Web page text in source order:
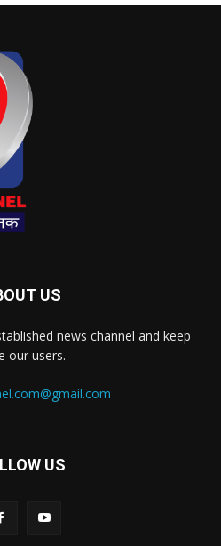
US
news channel and keep
our users.
US